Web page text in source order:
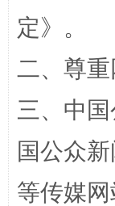
“刷
定》。
二、尊
三、中
国公众
等传媒